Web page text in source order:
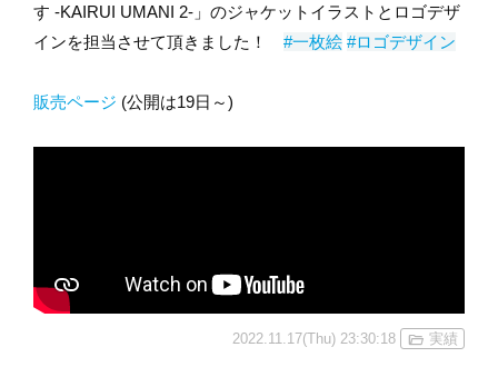
す -KAIRUI UMANI 2-」のジャケットイラストとロゴデザ
インを担当させて頂きました！ #一枚絵 #ロゴデザイン
販売ページ (公開は19日～)
2022.11.17(Thu) 23:30:18 実績